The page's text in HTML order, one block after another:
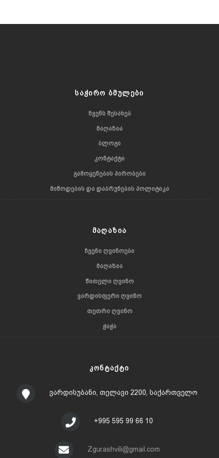
ᲡᲐᲭᲘᲠᲝ ᲑᲛᲣᲚᲔᲑᲘ
ᲩᲕᲔᲜᲡ ᲨᲔᲡᲐᲮᲔᲑ
ᲛᲐᲦᲐᲖᲘᲐ
ᲑᲚᲝᲒᲘ
ᲙᲝᲜᲢᲐᲥᲢᲘ
ᲒᲐᲛᲝᲧᲔᲜᲔᲑᲘᲡ ᲞᲘᲠᲝᲑᲔᲑᲘ
ᲛᲘᲬᲝᲓᲔᲑᲘᲡ ᲓᲐ ᲓᲐᲑᲠᲣᲜᲔᲑᲘᲡ ᲞᲝᲚᲘᲢᲘᲙᲐ
ᲛᲐᲦᲐᲖᲘᲐ
ᲩᲕᲔᲜᲘ ᲦᲕᲘᲜᲝᲔᲑᲘ
ᲛᲐᲦᲐᲖᲘᲐ
ᲬᲘᲗᲔᲚᲘ ᲦᲕᲘᲜᲝ
ᲕᲐᲠᲓᲘᲡᲤᲔᲠᲘ ᲦᲕᲘᲜᲝ
ᲗᲔᲗᲠᲘ ᲦᲕᲘᲜᲝ
ᲭᲐᲭᲐ
ᲙᲝᲜᲢᲐᲥᲢᲘ
ვარდისუბანი, თელავი 2200, საქართველო
+995 595 99 66 10
Zgurashvili@gmail.com